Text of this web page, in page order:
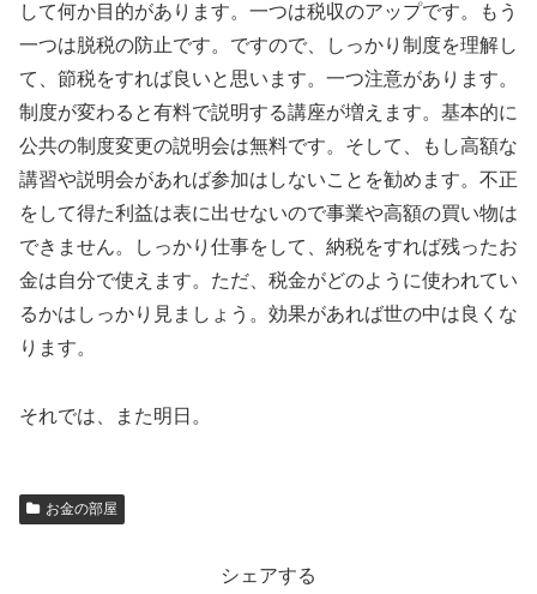
して何か目的があります。一つは税収のアップです。もう
一つは脱税の防止です。ですので、しっかり制度を理解し
て、節税をすれば良いと思います。一つ注意があります。
制度が変わると有料で説明する講座が増えます。基本的に
公共の制度変更の説明会は無料です。そして、もし高額な
講習や説明会があれば参加はしないことを勧めます。不正
をして得た利益は表に出せないので事業や高額の買い物は
できません。しっかり仕事をして、納税をすれば残ったお
金は自分で使えます。ただ、税金がどのように使われてい
るかはしっかり見ましょう。効果があれば世の中は良くな
ります。
それでは、また明日。
お金の部屋
シェアする